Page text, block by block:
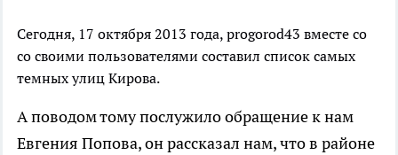
Сегодня, 17 октября 2013 года, progorod43 вместе со
со своими пользователями составил список самых
темных улиц Кирова.
А поводом тому послужило обращение к нам
Евгения Попова, он рассказал нам,что в районе